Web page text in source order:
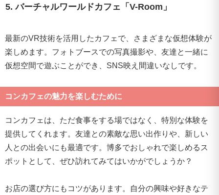
5. バーチャルワールドカフェ「V-Room」
最新のVR技術を活用したカフェで、さまざまな仮想体験が
楽しめます。フォトブースでの写真撮影や、友達と一緒に
仮想空間で遊ぶことができ、SNS映え間違いなしです。
コンカフェの魅力を楽しむために
コンカフェは、ただ食事をする場ではなく、特別な体験を
提供してくれます。友達との素敵な思い出作りや、新しい
人との出会いにも最適です。博多でおしゃれで楽しめるス
ポットとして、ぜひ訪れてみてはいかがでしょうか？
お店の選び方にもコツがあります。自分の興味や好きなテ